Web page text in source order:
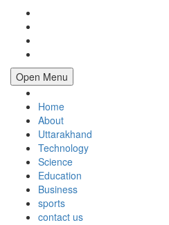
Open Menu
Home
About
Uttarakhand
Technology
Science
Education
Business
sports
contact us